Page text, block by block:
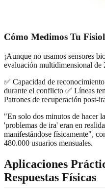
Cómo Medimos Tu
¡Aunque no usamos sensores
evaluación multidimensional de
✅ Capacidad de
durante el conflicto ✅ Líneas
Patrones de recuperación post-
"En solo dos minutos de hacer
'problemas de ira' eran en
manifestándose físicamente",
480.000 usuarios mensuales.
Aplicaciones
Respuestas Físicas